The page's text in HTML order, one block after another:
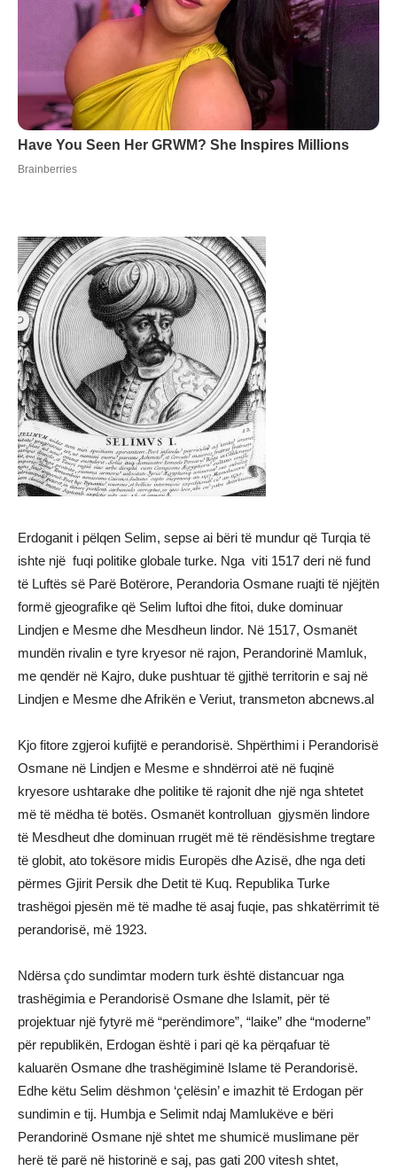
Erdoganit i pëlqen Selim, sepse ai bëri të mundur që Turqia të
ishte një fuqi politike globale turke. Nga viti 1517 deri në fund
të Luftës së Parë Botërore, Perandoria Osmane ruajti të njëjtën
formë gjeografike që Selim luftoi dhe fitoi, duke dominuar
Lindjen e Mesme dhe Mesdheun lindor. Në 1517, Osmanët
mundën rivalin e tyre kryesor në rajon, Perandorinë Mamluk,
me qendër në Kajro, duke pushtuar të gjithë territorin e saj në
Lindjen e Mesme dhe Afrikën e Veriut, transmeton abcnews.al
Kjo fitore zgjeroi kufijtë e perandorisë. Shpërthimi i Perandorisë
Osmane në Lindjen e Mesme e shndërroi atë në fuqinë
kryesore ushtarake dhe politike të rajonit dhe një nga shtetet
më të mëdha të botës. Osmanët kontrolluan gjysmën lindore
të Mesdheut dhe dominuan rrugët më të rëndësishme tregtare
të globit, ato tokësore midis Europës dhe Azisë, dhe nga deti
përmes Gjirit Persik dhe Detit të Kuq. Republika Turke
trashëgoi pjesën më të madhe të asaj fuqie, pas shkatërrimit të
perandorisë, më 1923.
Ndërsa çdo sundimtar modern turk është distancuar nga
trashëgimia e Perandorisë Osmane dhe Islamit, për të
projektuar një fytyrë më “perëndimore”, “laike” dhe “moderne”
për republikën, Erdogan është i pari që ka përqafuar të
kaluarën Osmane dhe trashëgiminë Islame të Perandorisë.
Edhe këtu Selim dëshmon ‘çelësin’ e imazhit të Erdogan për
sundimin e tij. Humbja e Selimit ndaj Mamlukëve e bëri
Perandorinë Osmane një shtet me shumicë muslimane për
herë të parë në historinë e saj, pas gati 200 vitesh shtet,